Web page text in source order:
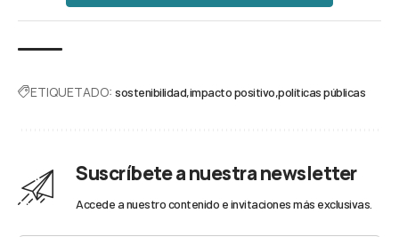
ETIQUETADO: sostenibilidad impacto positivo políticas públicas
Suscríbete a nuestra newsletter
Accede a nuestro contenido e invitaciones más exclusivas.